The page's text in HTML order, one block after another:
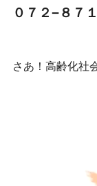
０７２−８７
さあ！高齢化社